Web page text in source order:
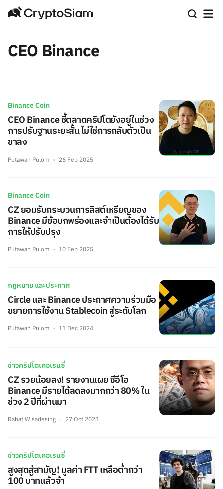
CEO Binance
Binance Coin
CEO Binance ชี้ตลาดคริปโตยังอยู่ในช่วง
การปรับฐานระยะสั้น ไม่ใช่การกลับตัวเป็น
ขาลง
Putawan Pulom 26 Feb 2025
Binance Coin
CZ ยอมรับกระบวนการลิสต์เหรียญของ
Binance มีข้อบกพร่องและจำเป็นต้องได้รับ
การให้ปรับปรุง
Putawan Pulom 10 Feb 2025
กฎหมาย และประกาศ
Circle และ Binance ประกาศความร่วมมือ
ขยายการใช้งาน Stablecoin สู่ระดับโลก
Putawan Pulom 11 Dec 2024
ข่าวคริปโตเคอเรนซี่
CZ รวยน้อยลง! รายงานเผย ซีอีโอ
Binance มีรายได้ลดลงมากกว่า 80% ใน
ช่วง 2 ปีที่ผ่านมา
Rahat Wisadesing 27 Oct 2023
ข่าวคริปโตเคอเรนซี่
สูงสุดสู่สามัญ! มูลค่า FTT เหลือต่ำกว่า
100 บาทแล้วจ้า